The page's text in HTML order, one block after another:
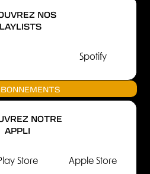
NOS
Spotify
NOTRE
APPLI
Store Apple Store